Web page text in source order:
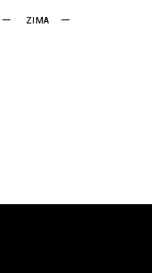
ZIMA